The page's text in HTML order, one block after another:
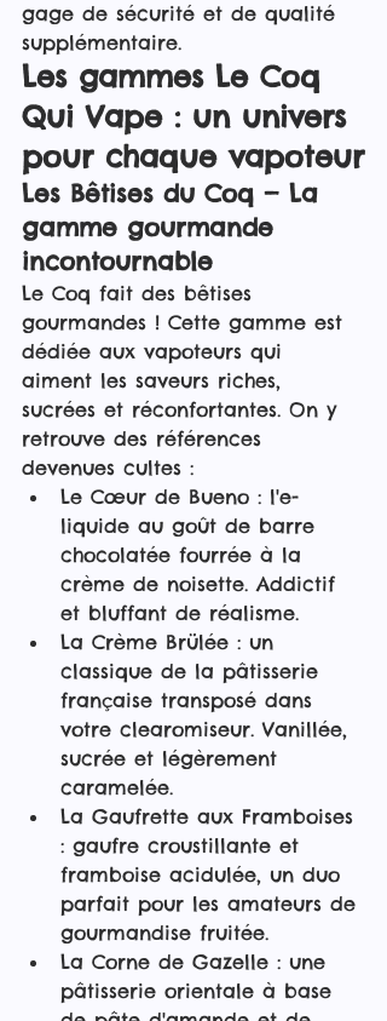
gage de sécurité et de qualité
supplémentaire.
Les gammes Le Coq
Qui Vape : un univers
pour chaque vapoteur
Les Bêtises du Coq — La
gamme gourmande
incontournable
Le Coq fait des bêtises
gourmandes ! Cette gamme est
dédiée aux vapoteurs qui
aiment les saveurs riches,
sucrées et réconfortantes. On y
retrouve des références
devenues cultes :
Le Cœur de Bueno : l'e-
liquide au goût de barre
chocolatée fourrée à la
crème de noisette. Addictif
et bluffant de réalisme.
La Crème Brülée : un
classique de la pâtisserie
française transposé dans
votre clearomiseur. Vanillée,
sucrée et légèrement
caramelée.
La Gaufrette aux Framboises
: gaufre croustillante et
framboise acidulée, un duo
parfait pour les amateurs de
gourmandise fruitée.
La Corne de Gazelle : une
pâtisserie orientale à base